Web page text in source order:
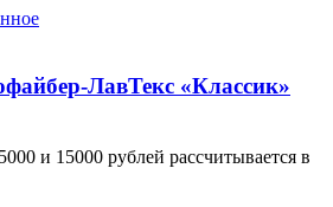
ЛавТекс «Классик»
и 15000 рублей рассчитывается в